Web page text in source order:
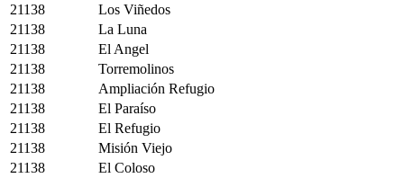
21138
Los Viñedos
21138
La Luna
21138
El Angel
21138
Torremolinos
21138
Ampliación Refugio
21138
El Paraíso
21138
El Refugio
21138
Misión Viejo
21138
El Coloso